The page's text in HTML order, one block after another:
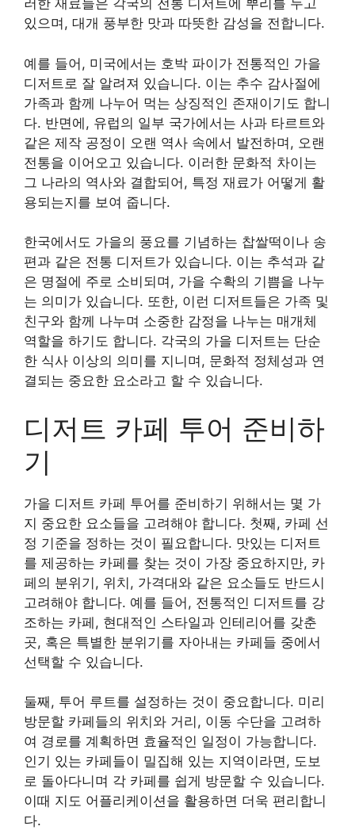
러한 재료들은 각국의 전통 디저트에 뿌리를 두고
있으며, 대개 풍부한 맛과 따뜻한 감성을 전합니다.
예를 들어, 미국에서는 호박 파이가 전통적인 가을
디저트로 잘 알려져 있습니다. 이는 추수 감사절에
가족과 함께 나누어 먹는 상징적인 존재이기도 합니
다. 반면에, 유럽의 일부 국가에서는 사과 타르트와
같은 제작 공정이 오랜 역사 속에서 발전하며, 오랜
전통을 이어오고 있습니다. 이러한 문화적 차이는
그 나라의 역사와 결합되어, 특정 재료가 어떻게 활
용되는지를 보여 줍니다.
한국에서도 가을의 풍요를 기념하는 찹쌀떡이나 송
편과 같은 전통 디저트가 있습니다. 이는 추석과 같
은 명절에 주로 소비되며, 가을 수확의 기쁨을 나누
는 의미가 있습니다. 또한, 이런 디저트들은 가족 및
친구와 함께 나누며 소중한 감정을 나누는 매개체
역할을 하기도 합니다. 각국의 가을 디저트는 단순
한 식사 이상의 의미를 지니며, 문화적 정체성과 연
결되는 중요한 요소라고 할 수 있습니다.
디저트 카페 투어 준비하
기
가을 디저트 카페 투어를 준비하기 위해서는 몇 가
지 중요한 요소들을 고려해야 합니다. 첫째, 카페 선
정 기준을 정하는 것이 필요합니다. 맛있는 디저트
를 제공하는 카페를 찾는 것이 가장 중요하지만, 카
페의 분위기, 위치, 가격대와 같은 요소들도 반드시
고려해야 합니다. 예를 들어, 전통적인 디저트를 강
조하는 카페, 현대적인 스타일과 인테리어를 갖춘
곳, 혹은 특별한 분위기를 자아내는 카페들 중에서
선택할 수 있습니다.
둘째, 투어 루트를 설정하는 것이 중요합니다. 미리
방문할 카페들의 위치와 거리, 이동 수단을 고려하
여 경로를 계획하면 효율적인 일정이 가능합니다.
인기 있는 카페들이 밀집해 있는 지역이라면, 도보
로 돌아다니며 각 카페를 쉽게 방문할 수 있습니다.
이때 지도 어플리케이션을 활용하면 더욱 편리합니
다.